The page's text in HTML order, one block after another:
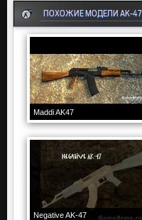
ПОХОЖИЕ МОДЕЛИ AK-47
Maddi AK47
Negative AK-47